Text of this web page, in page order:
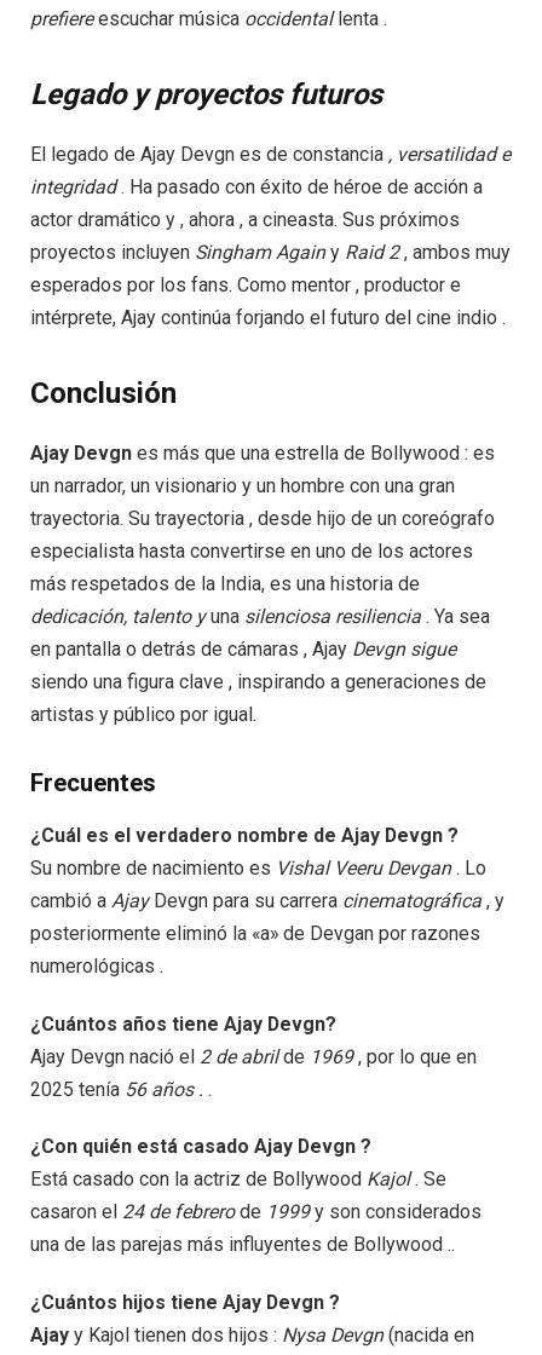
prefiereescuchar música occidentallenta .
Legado y proyectos futuros
El legado de Ajay Devgn es de constancia , versatilidade
integridad. Ha pasado con éxito de héroe de acción a
actor dramático y , ahora , a cineasta. Sus próximos
proyectos incluyen Singham Againy Raid2, ambos muy
esperados por los fans. Como mentor , productor e
intérprete, Ajay continúa forjando el futuro del cine indio .
Conclusión
Ajay Devgn es más que una estrella de Bollywood : es
un narrador, un visionario y un hombre con una gran
trayectoria. Su trayectoria , desde hijo de un coreógrafo
especialista hasta convertirse en uno de los actores
más respetados de la India, es una historia de
dedicación, talento yuna silenciosa resiliencia . Ya sea
en pantalla o detrás de cámaras , Ajay Devgn sigue
siendo una figura clave , inspirando a generaciones de
artistas y público por igual.
Frecuentes
¿Cuál es el verdadero nombre de Ajay Devgn ?
Su nombre de nacimiento es Vishal Veeru Devgan. Lo
cambió a AjayDevgn para su carrera cinematográfica , y
posteriormente eliminó la «a» de Devgan por razones
numerológicas .
¿Cuántos años tiene Ajay Devgn?
Ajay Devgn nació el 2 de abrilde 1969, por lo que en
2025 tenía 56 años . .
¿Con quién está casado Ajay Devgn ?
Está casado con la actriz de Bollywood Kajol. Se
casaron el 24 de febrerode 1999y son considerados
una de las parejas más influyentes de Bollywood ..
¿Cuántos hijos tiene Ajay Devgn ?
Ajay y Kajol tienen dos hijos : Nysa Devgn(nacida en